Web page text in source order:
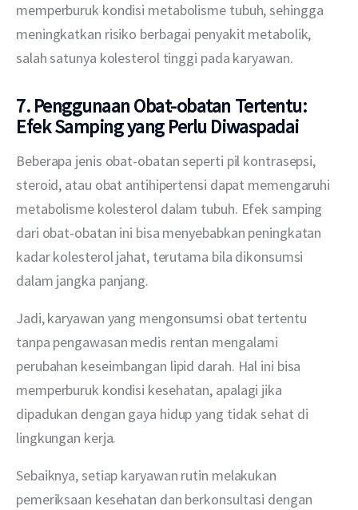
memperburuk kondisi metabolisme tubuh, sehingga
meningkatkan risiko berbagai penyakit metabolik,
salah satunya kolesterol tinggi pada karyawan.
7. Penggunaan Obat-obatan Tertentu:
Efek Samping yang Perlu Diwaspadai
Beberapa jenis obat-obatan seperti pil kontrasepsi,
steroid, atau obat antihipertensi dapat memengaruhi
metabolisme kolesterol dalam tubuh. Efek samping
dari obat-obatan ini bisa menyebabkan peningkatan
kadar kolesterol jahat, terutama bila dikonsumsi
dalam jangka panjang.
Jadi, karyawan yang mengonsumsi obat tertentu
tanpa pengawasan medis rentan mengalami
perubahan keseimbangan lipid darah. Hal ini bisa
memperburuk kondisi kesehatan, apalagi jika
dipadukan dengan gaya hidup yang tidak sehat di
lingkungan kerja.
Sebaiknya, setiap karyawan rutin melakukan
pemeriksaan kesehatan dan berkonsultasi dengan